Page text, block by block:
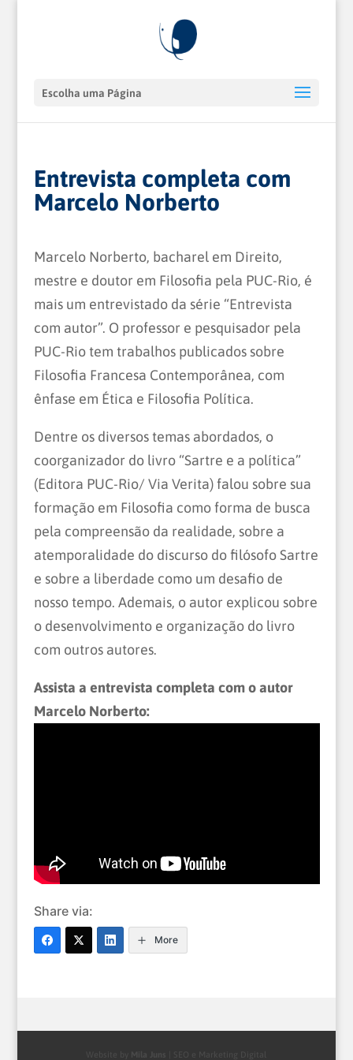
Escolha uma Página
Entrevista completa com
Marcelo Norberto
Marcelo Norberto, bacharel em Direito,
mestre e doutor em Filosofia pela PUC-Rio, é
mais um entrevistado da série “Entrevista
com autor”. O professor e pesquisador pela
PUC-Rio tem trabalhos publicados sobre
Filosofia Francesa Contemporânea, com
ênfase em Ética e Filosofia Política.
Dentre os diversos temas abordados, o
coorganizador do livro “Sartre e a política”
(Editora PUC-Rio/ Via Verita) falou sobre sua
formação em Filosofia como forma de busca
pela compreensão da realidade, sobre a
atemporalidade do discurso do filósofo Sartre
e sobre a liberdade como um desafio de
nosso tempo. Ademais, o autor explicou sobre
o desenvolvimento e organização do livro
com outros autores.
Assista a entrevista completa com o autor
Marcelo Norberto:
Share via:
More